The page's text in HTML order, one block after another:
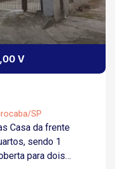
V
SP
Casa da frente
para dois